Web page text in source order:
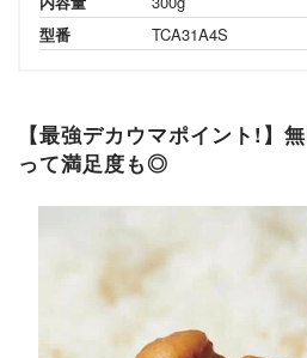
型番
TCA31A4S
【最強デカウマポイント!】
って満足度も◎